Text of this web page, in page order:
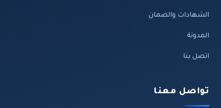
الشهادات والضمان
المدونة
اتصل بنا
تواصل معنا